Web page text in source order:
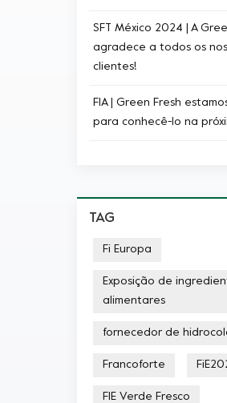
SFT México 2024 | A
agradece a todos os
clientes!
FIA | Green Fresh
para conhecê-lo na
TAG
Fi Europa
Exposição de
alimentares
fornecedor de
Francoforte
FIE Verde Fresco